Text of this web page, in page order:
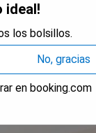
ideal!
los bolsillos.
No, gracias
en booking.com